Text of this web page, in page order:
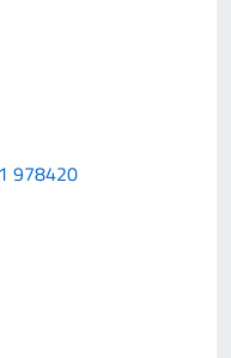
978420